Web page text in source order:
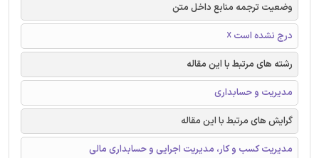
وضعیت ترجمه منابع داخل متن
درج نشده است ☓
رشته های مرتبط با این مقاله
مدیریت و حسابداری
گرایش های مرتبط با این مقاله
مدیریت کسب و کار، مدیریت اجرایی و حسابداری مالی